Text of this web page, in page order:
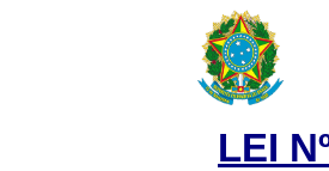
LEI